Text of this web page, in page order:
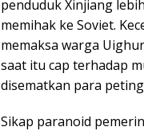
penduduk Xinjiang lebih
memihak ke Soviet.
memaksa warga
saat itu cap terhadap
disematkan para
Sikap paranoid